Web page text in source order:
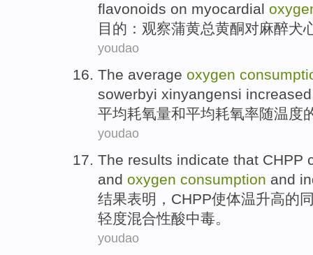
flavonoids on myocardial
目的 ： 观察蒲黄总黄酮对麻醉犬
youdao
The average oxygen
sowerbyi xinyangensi increased
平均耗氧量和平均耗氧率随温度
youdao
The results indicate that CHPP
and oxygen consumption and
结果表明 ， CHPP使体温升高的
轻度混合性酸中毒。
youdao